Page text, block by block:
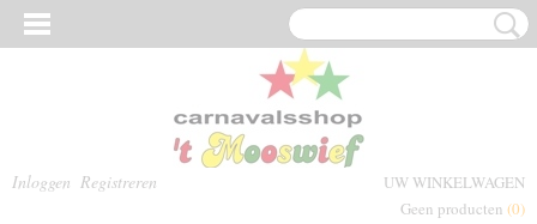
Inloggen Registreren
UW WINKELWAGEN
Geen producten (0)